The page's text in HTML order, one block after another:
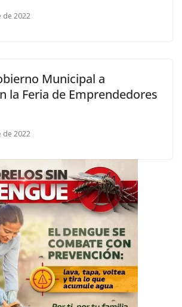
de 2022
Municipal a
la Feria de Emprendedores
de 2022